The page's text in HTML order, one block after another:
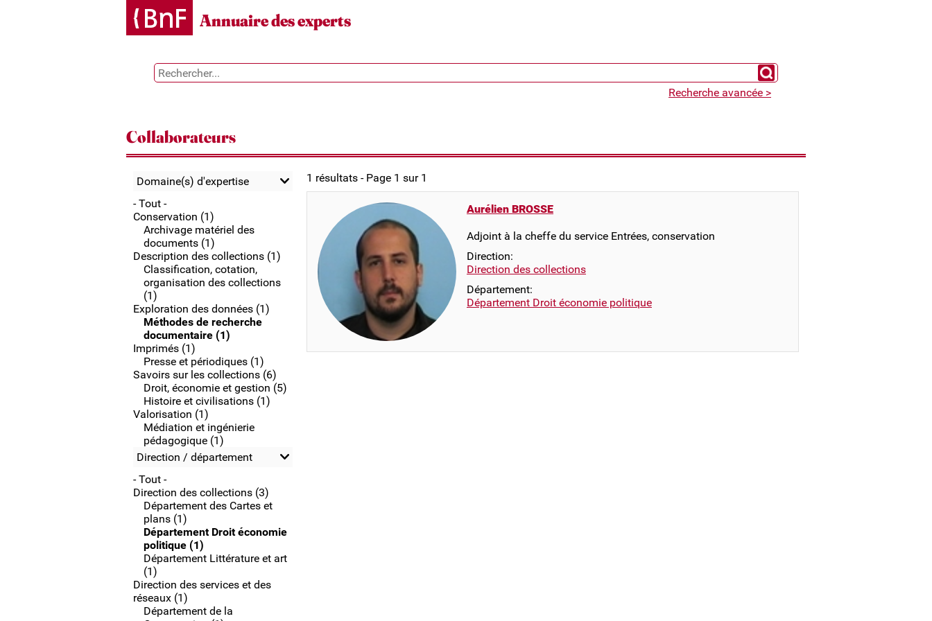
Annuaire des experts
Chercher un expert
Recherche avancée >
Collaborateurs
Domaine(s) d'expertise
- Tout -
Conservation (1)
Archivage matériel des
documents (1)
Description des collections (1)
Classification, cotation,
organisation des collections
(1)
Exploration des données (1)
Méthodes de recherche
documentaire (1)
Imprimés (1)
Presse et périodiques (1)
Savoirs sur les collections (6)
Droit, économie et gestion (5)
Histoire et civilisations (1)
Valorisation (1)
Médiation et ingénierie
pédagogique (1)
Direction / département
- Tout -
Direction des collections (3)
Département des Cartes et
plans (1)
Département Droit économie
politique (1)
Département Littérature et art
(1)
Direction des services et des
réseaux (1)
Département de la
1 résultats - Page 1 sur 1
Aurélien BROSSE
Adjoint à la cheffe du service Entrées, conservation
Direction:
Direction des collections
Département:
Département Droit économie politique